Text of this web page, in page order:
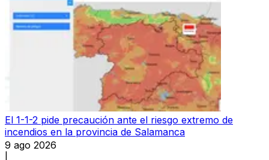
El 1-1-2 pide precaución ante el riesgo extremo de
incendios en la provincia de Salamanca
9 ago 2026